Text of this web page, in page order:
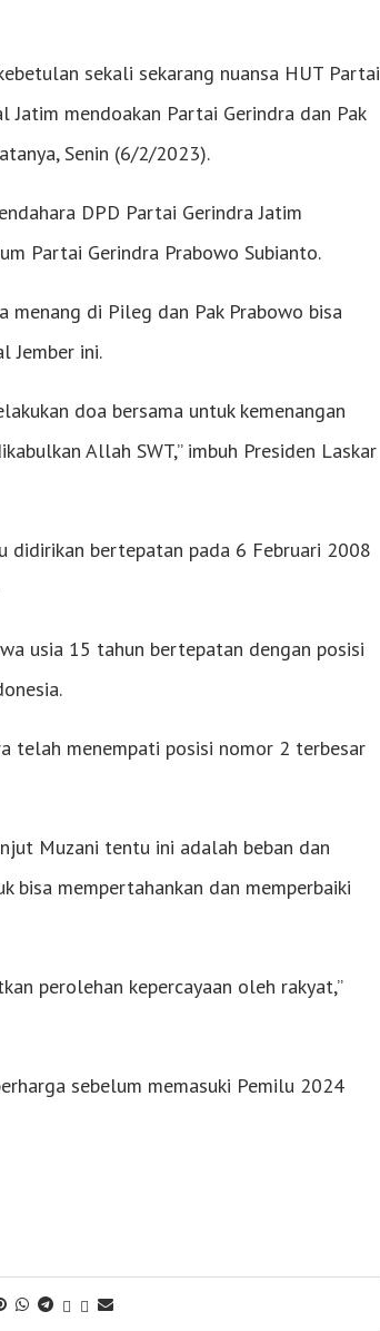
sekali sekarang nuansa HUT Partai
Jatim mendoakan Partai Gerindra dan Pak
Senin (6/2/2023).
DPD Partai Gerindra Jatim
Partai Gerindra Prabowo Subianto.
menang di Pileg dan Pak Prabowo bisa
Jember ini.
doa bersama untuk kemenangan
Allah SWT,” imbuh Presiden Laskar
didirikan bertepatan pada 6 Februari 2008
usia 15 tahun bertepatan dengan posisi
telah menempati posisi nomor 2 terbesar
Muzani tentu ini adalah beban dan
bisa mempertahankan dan memperbaiki
perolehan kepercayaan oleh rakyat,”
sebelum memasuki Pemilu 2024